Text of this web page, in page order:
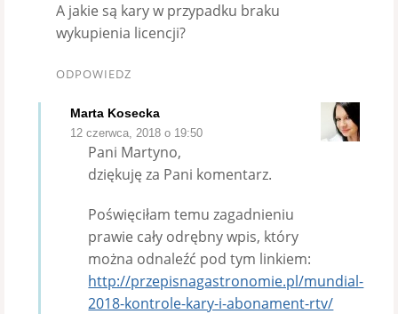
A jakie są kary w przypadku braku
wykupienia licencji?
ODPOWIEDZ
Marta Kosecka
12 czerwca, 2018 o 19:50
Pani Martyno,
dziękuję za Pani komentarz.
Poświęciłam temu zagadnieniu
prawie cały odrębny wpis, który
można odnaleźć pod tym linkiem:
http://przepisnagastronomie.pl/mundial-
2018-kontrole-kary-i-abonament-rtv/